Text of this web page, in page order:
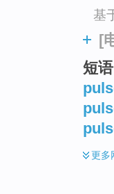
基
[
短语
更多